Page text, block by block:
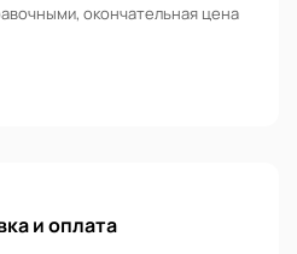
окончательная цена
и оплата